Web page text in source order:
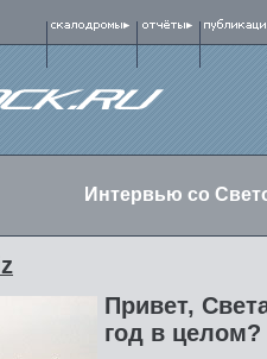
Интервью со
Привет,
год в целом?